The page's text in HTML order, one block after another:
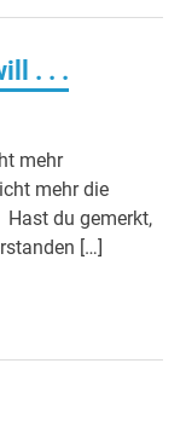
. . .
mehr
mehr die
du gemerkt,
[…]